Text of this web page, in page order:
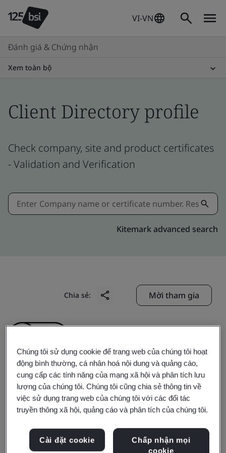
VI-VN
Đánh giá & Chứng nhận
Xem toàn bộ
Client Directory profile
Check company, site and product certificates
- Validation and Verification
Kitemark advanced search
Chia sẻ: Mời tham gia
BBK Leathers Pvt. Ltd.
Business scope:
The Manufacture of Leather Shoes
and Shoe Upper Components
Chúng tôi sử dụng cookie để trang web của chúng tôi hoạt
động bình thường, cá nhân hoá nội dung và quảng cáo,
cung cấp các tính năng của mạng xã hội và phân tích lưu
lượng của chúng tôi. Chúng tôi cũng chia sẻ thông tin về
việc sử dụng trang web của chúng tôi với các đối tác
truyền thông xã hội, quảng cáo và phân tích của chúng tôi.
Cài đặt cookie
Chấp nhận mọi
cookie